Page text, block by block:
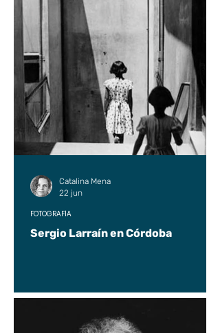
Sergio Larraín en Córdoba
FOTOGRAFÍA
Catalina Mena
22 jun